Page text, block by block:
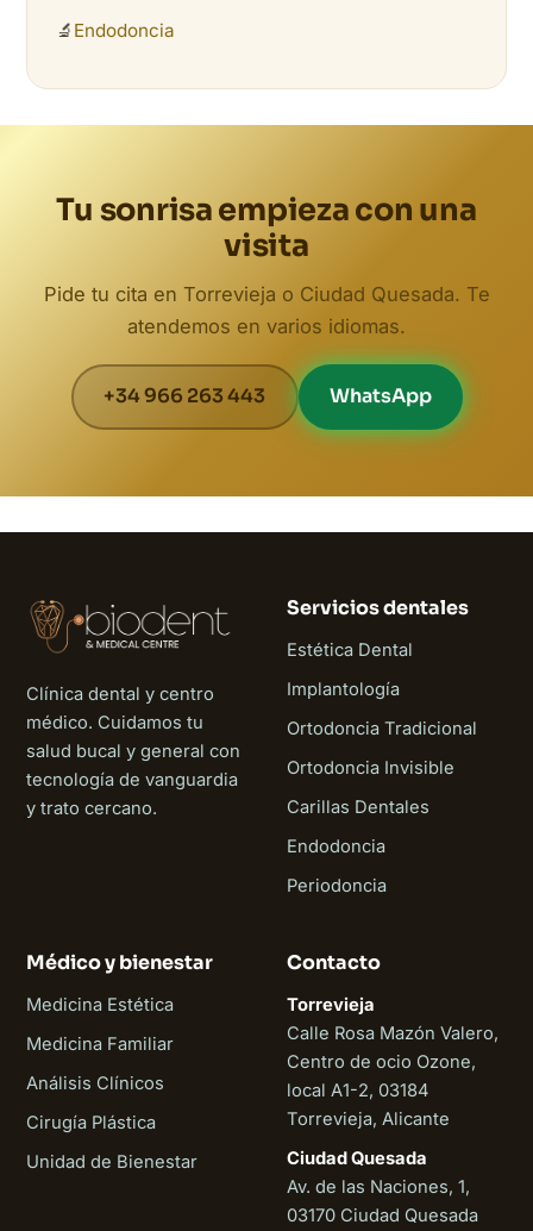
🔬 Endodoncia
Tu sonrisa empieza con una
visita
Pide tu cita en Torrevieja o Ciudad Quesada. Te
atendemos en varios idiomas.
+34 966 263 443 WhatsApp
Clínica dental y centro
médico. Cuidamos tu
salud bucal y general con
tecnología de vanguardia
y trato cercano.
Servicios dentales
Estética Dental
Implantología
Ortodoncia Tradicional
Ortodoncia Invisible
Carillas Dentales
Endodoncia
Periodoncia
Médico y bienestar
Medicina Estética
Medicina Familiar
Análisis Clínicos
Cirugía Plástica
Unidad de Bienestar
Contacto
Torrevieja
Calle Rosa Mazón Valero,
Centro de ocio Ozone,
local A1-2, 03184
Torrevieja, Alicante
Ciudad Quesada
Av. de las Naciones, 1,
03170 Ciudad Quesada